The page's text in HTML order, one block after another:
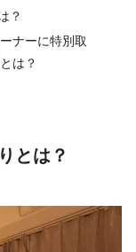
？
ナーに特別取
は？
とは？